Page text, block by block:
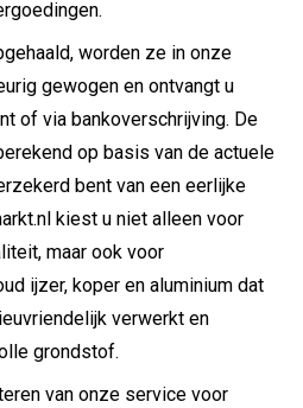
worden ze in onze
gewogen en ontvangt u
of via bankoverschrijving. De
op basis van de actuele
bent van een eerlijke
kiest u niet alleen voor
maar ook voor
ijzer, koper en aluminium dat
verwerkt en
grondstof.
van onze service voor